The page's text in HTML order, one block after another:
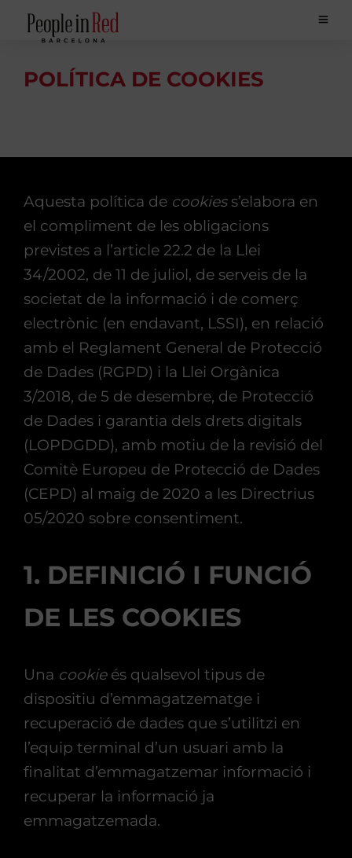
POLÍTICA DE COOKIES
Aquesta política de cookiess’elabora en
el compliment de les obligacions
previstes a l’article 22.2 de la Llei
34/2002, de 11 de juliol, de serveis de la
societat de la informació i de comerç
electrònic (en endavant, LSSI), en relació
amb el Reglament General de Protecció
de Dades (RGPD) i la Llei Orgànica
3/2018, de 5 de desembre, de Protecció
de Dades i garantia dels drets digitals
(LOPDGDD), amb motiu de la revisió del
Comitè Europeu de Protecció de Dades
(CEPD) al maig de 2020 a les Directrius
05/2020 sobre consentiment.
1. DEFINICIÓ I FUNCIÓ
DE LES COOKIES
Una cookieés qualsevol tipus de
dispositiu d’emmagatzematge i
recuperació de dades que s’utilitzi en
l’equip terminal d’un usuari amb la
finalitat d’emmagatzemar informació i
recuperar la informació ja
emmagatzemada.